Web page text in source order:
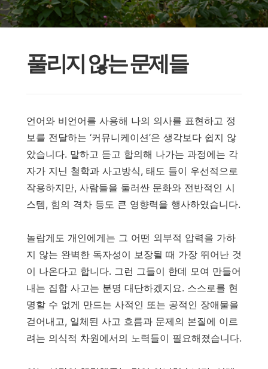
풀리지 않는 문제들
언어와 비언어를 사용해 나의 의사를 표현하고 정
보를 전달하는 ‘커뮤니케이션’은 생각보다 쉽지 않
았습니다. 말하고 듣고 합의해 나가는 과정에는 각
자가 지닌 철학과 사고방식, 태도 들이 우선적으로
작용하지만, 사람들을 둘러싼 문화와 전반적인 시
스템, 힘의 격차 등도 큰 영향력을 행사하였습니다.
놀랍게도 개인에게는 그 어떤 외부적 압력을 가하
지 않는 완벽한 독자성이 보장될 때 가장 뛰어난 것
이 나온다고 합니다. 그런 그들이 한데 모여 만들어
내는 집합 사고는 분명 대단하겠지요. 스스로를 현
명할 수 없게 만드는 사적인 또는 공적인 장애물을
걷어내고, 일체된 사고 흐름과 문제의 본질에 이르
려는 의식적 차원에서의 노력들이 필요해졌습니다.